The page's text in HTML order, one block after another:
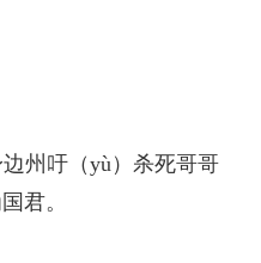
州吁（yù）杀死哥哥
君。